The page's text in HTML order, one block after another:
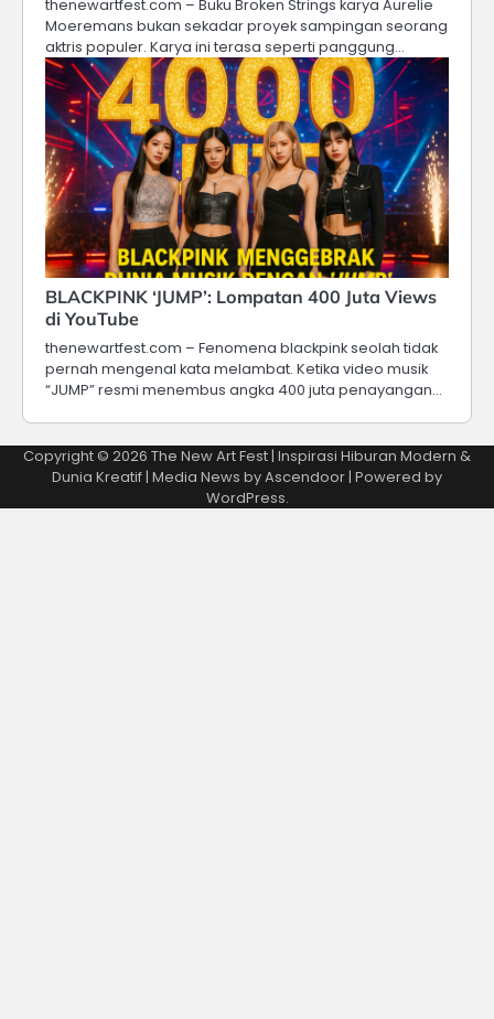
thenewartfest.com – Buku Broken Strings karya Aurelie
Moeremans bukan sekadar proyek sampingan seorang
aktris populer. Karya ini terasa seperti panggung…
BLACKPINK ‘JUMP’: Lompatan 400 Juta Views
di YouTube
thenewartfest.com – Fenomena blackpink seolah tidak
pernah mengenal kata melambat. Ketika video musik
“JUMP” resmi menembus angka 400 juta penayangan…
Copyright © 2026 The New Art Fest | Inspirasi Hiburan Modern &
Dunia Kreatif| Media News byAscendoor| Powered by
WordPress.